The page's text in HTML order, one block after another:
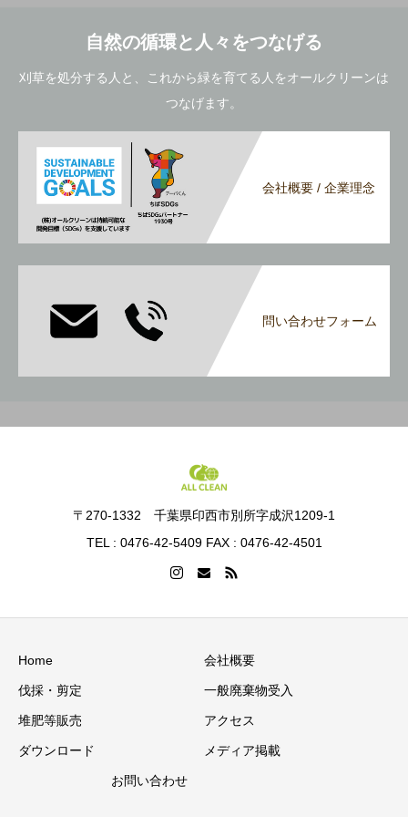
自然の循環と人々をつなげる
刈草を処分する人と、これから緑を育てる人をオールクリーンは
つなげます。
会社概要 / 企業理念
問い合わせフォーム
〒270-1332 千葉県印西市別所字成沢1209-1
TEL : 0476-42-5409 FAX : 0476-42-4501
Home 会社概要
伐採・剪定 一般廃棄物受入
堆肥等販売 アクセス
ダウンロード メディア掲載
お問い合わせ